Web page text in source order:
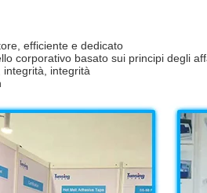
efficiente e dedicato
corporativo basato sui principi degli
integrità, integrità